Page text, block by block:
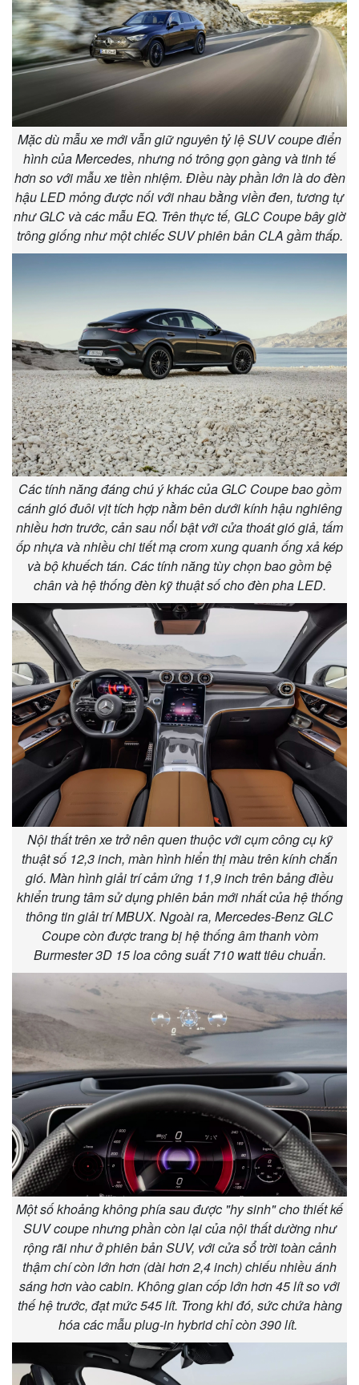
Kinh tế
Bất động sản
Khởi nghiệp
Thị trường
Giá vàng
Chứng khoán
Giá cà phê
Pháp luật
Mặc dù mẫu xe mới vẫn giữ nguyên tỷ lệ SUV coupe điển
hình của Mercedes, nhưng nó trông gọn gàng và tinh tế
hơn so với mẫu xe tiền nhiệm. Điều này phần lớn là do đèn
hậu LED mỏng được nối với nhau bằng viền đen, tương tự
như GLC và các mẫu EQ. Trên thực tế, GLC Coupe bây giờ
trông giống như một chiếc SUV phiên bản CLA gầm thấp.
Các tính năng đáng chú ý khác của GLC Coupe bao gồm
cánh gió đuôi vịt tích hợp nằm bên dưới kính hậu nghiêng
nhiều hơn trước, cản sau nổi bật với cửa thoát gió giả, tấm
ốp nhựa và nhiều chi tiết mạ crom xung quanh ống xả kép
và bộ khuếch tán. Các tính năng tùy chọn bao gồm bệ
chân và hệ thống đèn kỹ thuật số cho đèn pha LED.
Nội thất trên xe trở nên quen thuộc với cụm công cụ kỹ
thuật số 12,3 inch, màn hình hiển thị màu trên kính chắn
gió. Màn hình giải trí cảm ứng 11,9 inch trên bảng điều
khiển trung tâm sử dụng phiên bản mới nhất của hệ thống
thông tin giải trí MBUX. Ngoài ra, Mercedes-Benz GLC
Coupe còn được trang bị hệ thống âm thanh vòm
Burmester 3D 15 loa công suất 710 watt tiêu chuẩn.
Một số khoảng không phía sau được "hy sinh" cho thiết kế
SUV coupe nhưng phần còn lại của nội thất dường như
rộng rãi như ở phiên bản SUV, với cửa sổ trời toàn cảnh
thậm chí còn lớn hơn (dài hơn 2,4 inch) chiếu nhiều ánh
sáng hơn vào cabin. Không gian cốp lớn hơn 45 lít so với
thế hệ trước, đạt mức 545 lít. Trong khi đó, sức chứa hàng
hóa các mẫu plug-in hybrid chỉ còn 390 lít.